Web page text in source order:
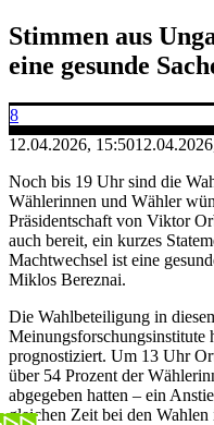
Stimmen aus
eine gesunde
8
12.04.2026, 15:50
Noch bis 19 Uhr sind die
Wählerinnen und Wähler
Präsidentschaft von Viktor
auch bereit, ein kurzes
Machtwechsel ist eine
Miklos Bereznai.
Die Wahlbeteiligung in
Meinungsforschungsinstitute
prognostiziert. Um 13 Uhr
über 54 Prozent der
abgegeben hatten – ein
gleichen Zeit bei den